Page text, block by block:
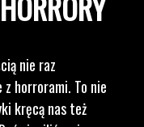
nie raz
horrorami. To nie
kręcą nas też